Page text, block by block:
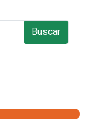
Buscar